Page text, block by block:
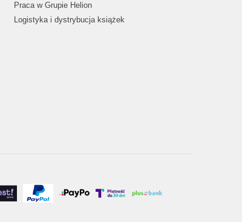
Praca w Grupie Helion
Logistyka i dystrybucja książek